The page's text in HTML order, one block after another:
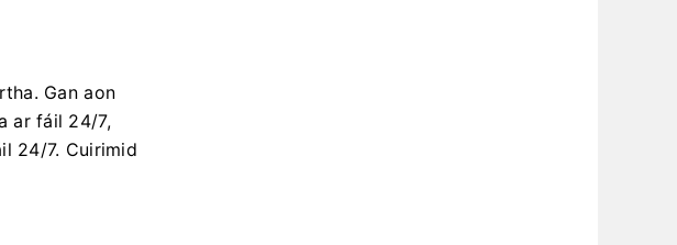
Gan aon
ar fáil 24/7,
24/7. Cuirimid